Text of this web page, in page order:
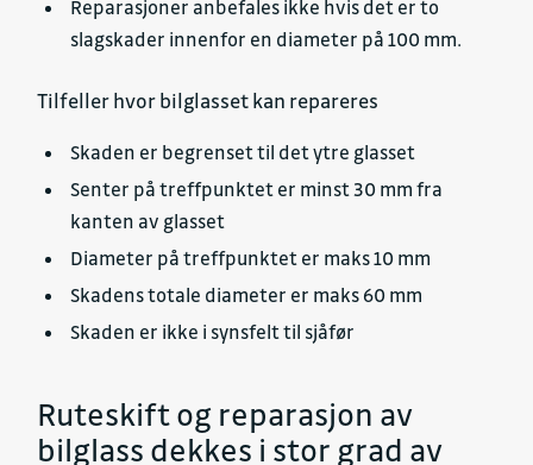
Reparasjoner anbefales ikke hvis det er to
slagskader innenfor en diameter på 100 mm.
Tilfeller hvor bilglasset kan repareres
Skaden er begrenset til det ytre glasset
Senter på treffpunktet er minst 30 mm fra
kanten av glasset
Diameter på treffpunktet er maks 10 mm
Skadens totale diameter er maks 60 mm
Skaden er ikke i synsfelt til sjåfør
Ruteskift og reparasjon av
bilglass dekkes i stor grad av